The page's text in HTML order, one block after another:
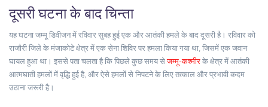
दूसरी घटना के बाद चिन्ता
यह घटना जम्मू डिवीजन में रविवार सुबह हुई एक और आतंकी हमले के बाद दूसरी है। रविवार को
राजौरी जिले के मंजाकोटे क्षेत्र में एक सेना शिविर पर हमला किया गया था, जिसमें एक जवान
घायल हुआ था। इससे पता चलता है कि पिछले कुछ समय सेजम्मू-कश्मीरके क्षेत्र में आतंकी
आत्मघाती हमलों में वृद्धि हुई है, और ऐसे हमलों से निपटने के लिए तत्काल और प्रभावी कदम
उठाना जरूरी है।